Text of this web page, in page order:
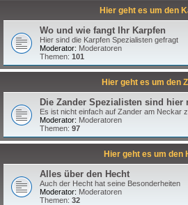
Hier geht es um den
Wo und wie fangt Ihr Karpfen
Hier sind die Karpfen Spezialisten gefragt
Moderator: Moderatoren
Themen: 101
Hier geht es um den
Die Zander Spezialisten sind hier
Es ist nicht einfach auf Zander am Neckar
Moderator: Moderatoren
Themen: 97
Hier geht es um den
Alles über den Hecht
Auch der Hecht hat seine Besonderheiten
Moderator: Moderatoren
Themen: 32